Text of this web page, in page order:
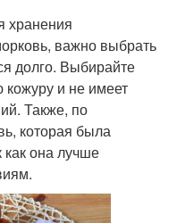
хранения
важно выбрать
долго. Выбирайте
кожуру и не имеет
Также, по
которая была
она лучше